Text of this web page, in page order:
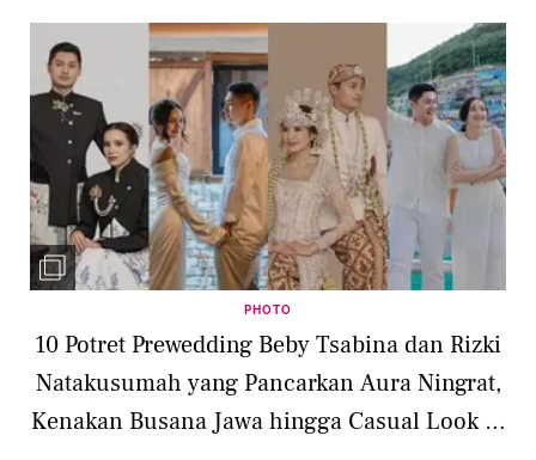
PHOTO
10 Potret Prewedding Beby Tsabina dan Rizki
Natakusumah yang Pancarkan Aura Ningrat,
Kenakan Busana Jawa hingga Casual Look di